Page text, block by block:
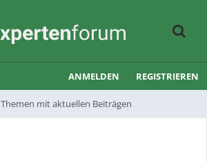
Themen mit aktuellen Beiträgen
ANMELDEN REGISTRIEREN